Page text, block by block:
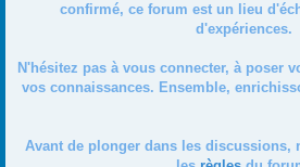
confirmé, ce forum est un lieu
d'expériences.
N'hésitez pas à vous connecter, à poser
vos connaissances. Ensemble,
Avant de plonger dans les discussions,